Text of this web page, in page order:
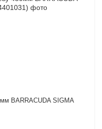
BARRACUDA SIGMA